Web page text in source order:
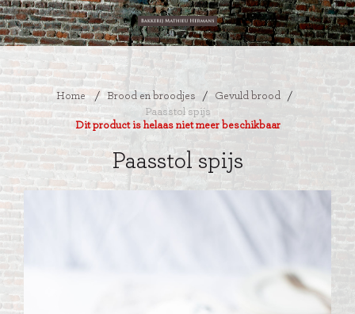
Home / Brood en broodjes / Gevuld brood
/
Paasstol spijs
Dit product is helaas niet meer beschikbaar
Paasstol spijs